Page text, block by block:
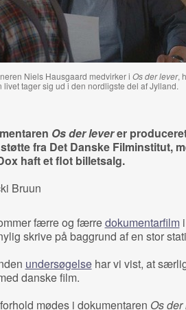
Niels Hausgaard medvirker i Os der lever,
livet tager sig ud i den nordligste del af Jylland.
Os der leverer
fra Det Danske Filminstitut,
haft et flot billetsalg.
Bruun
færre og færredokumentarfilmi
skrive på baggrund af en stor
undersøgelsehar vi vist, at
danske film.
mødes i dokumentaren Os